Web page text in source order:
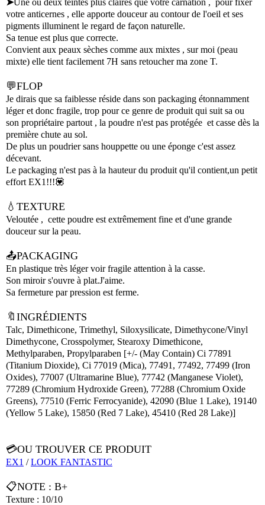
votre anticernes , elle apporte douceur au contour de l'oeil et ses
pigments illuminent le regard de façon naturelle.
Sa tenue est plus que correcte.
Convient aux peaux sèches comme aux mixtes , sur moi (peau
mixte) elle tient facilement 7H sans retoucher ma zone T.
💬FLOP
Je dirais que sa faiblesse réside dans son packaging étonnamment
léger et donc fragile, trop pour ce genre de produit qui suit sa ou
son propriétaire partout , la poudre n'est pas protégée et casse dès la
première chute au sol.
De plus un poudrier sans houppette ou une éponge c'est assez
décevant.
Le packaging n'est pas à la hauteur du produit qu'il contient,un petit
effort EX1!!!💟
💧TEXTURE
Veloutée , cette poudre est extrêmement fine et d'une grande
douceur sur la peau.
📤PACKAGING
En plastique très léger voir fragile attention à la casse.
Son miroir s'ouvre à plat.J'aime.
Sa fermeture par pression est ferme.
🔖INGRÉDIENTS
Talc, Dimethicone, Trimethyl, Siloxysilicate, Dimethycone/Vinyl
Dimethycone, Crosspolymer, Stearoxy Dimethicone,
Methylparaben, Propylparaben [+/- (May Contain) Ci 77891
(Titanium Dioxide), Ci 77019 (Mica), 77491, 77492, 77499 (Iron
Oxides), 77007 (Ultramarine Blue), 77742 (Manganese Violet),
77289 (Chromium Hydroxide Green), 77288 (Chromium Oxide
Greens), 77510 (Ferric Ferrocyanide), 42090 (Blue 1 Lake), 19140
(Yellow 5 Lake), 15850 (Red 7 Lake), 45410 (Red 28 Lake)]
💳OU TROUVER CE PRODUIT
EX1 /LOOK FANTASTIC
📋NOTE : B+
Texture : 10/10